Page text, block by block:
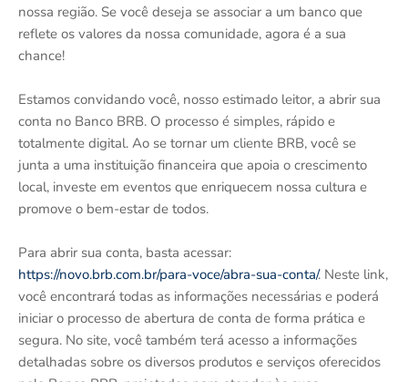
nossa região. Se você deseja se associar a um banco que
reflete os valores da nossa comunidade, agora é a sua
chance!
Estamos convidando você, nosso estimado leitor, a abrir sua
conta no Banco BRB. O processo é simples, rápido e
totalmente digital. Ao se tornar um cliente BRB, você se
junta a uma instituição financeira que apoia o crescimento
local, investe em eventos que enriquecem nossa cultura e
promove o bem-estar de todos.
Para abrir sua conta, basta acessar:
https://novo.brb.com.br/para-voce/abra-sua-conta/. Neste link,
você encontrará todas as informações necessárias e poderá
iniciar o processo de abertura de conta de forma prática e
segura. No site, você também terá acesso a informações
detalhadas sobre os diversos produtos e serviços oferecidos